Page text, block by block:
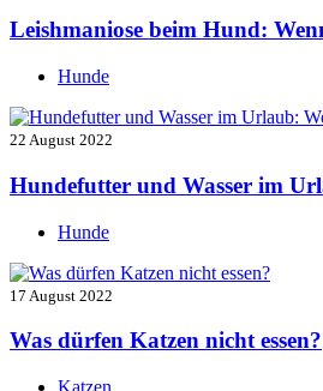
Leishmaniose beim Hund:
Hunde
22 August 2022
Hundefutter und Wasser im
Hunde
17 August 2022
Was dürfen Katzen nicht essen?
Katzen